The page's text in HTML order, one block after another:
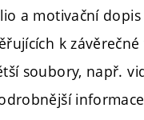
a motivační
k
soubory, např.